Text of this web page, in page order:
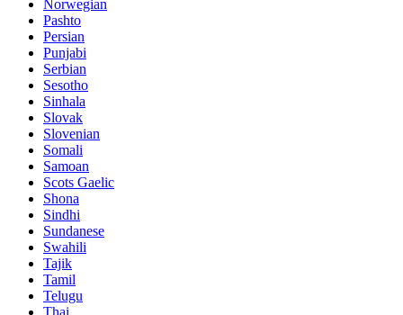
Norwegian
Pashto
Persian
Punjabi
Serbian
Sesotho
Sinhala
Slovak
Slovenian
Somali
Samoan
Scots Gaelic
Shona
Sindhi
Sundanese
Swahili
Tajik
Tamil
Telugu
Thai